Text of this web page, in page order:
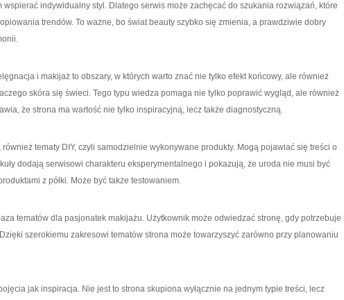
indywidualny styl. Dlatego serwis może zachęcać do szukania rozwiązań, które
trendów. To ważne, bo świat beauty szybko się zmienia, a prawdziwie dobry
i makijaż to obszary, w których warto znać nie tylko efekt końcowy, ale również
skóra się świeci. Tego typu wiedza pomaga nie tylko poprawić wygląd, ale również
że strona ma wartość nie tylko inspiracyjną, lecz także diagnostyczną.
tematy DIY, czyli samodzielnie wykonywane produkty. Mogą pojawiać się treści o
dodają serwisowi charakteru eksperymentalnego i pokazują, że uroda nie musi być
z półki. Może być także testowaniem.
tematów dla pasjonatek makijażu. Użytkownik może odwiedzać stronę, gdy potrzebuje
szerokiemu zakresowi tematów strona może towarzyszyć zarówno przy planowaniu
jak inspiracja. Nie jest to strona skupiona wyłącznie na jednym typie treści, lecz